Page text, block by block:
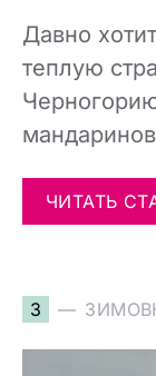
Давно
теплую
ЧИТАТЬ
З